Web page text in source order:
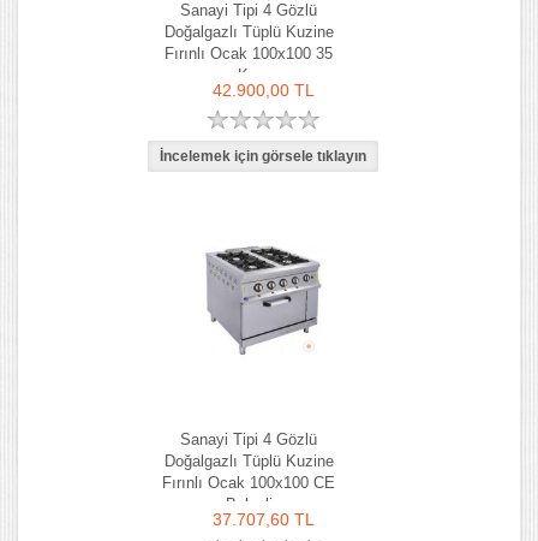
Sanayi Tipi 4 Gözlü
Doğalgazlı Tüplü Kuzine
Fırınlı Ocak 100x100 35
Kw
42.900,00 TL
Sanayi Tipi 4 Gözlü
Doğalgazlı Tüplü Kuzine
Fırınlı Ocak 100x100 CE
Belgeli
37.707,60 TL